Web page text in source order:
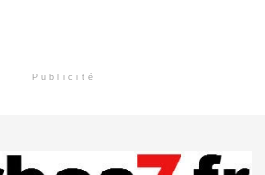
Publicité